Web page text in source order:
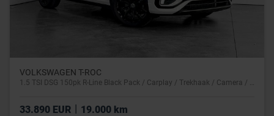
VOLKSWAGEN T-ROC
33.890 EUR | 19.000 km